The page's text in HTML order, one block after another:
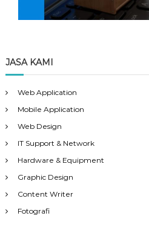
JASA KAMI
Web Application
Mobile Application
Web Design
IT Support & Network
Hardware & Equipment
Graphic Design
Content Writer
Fotografi